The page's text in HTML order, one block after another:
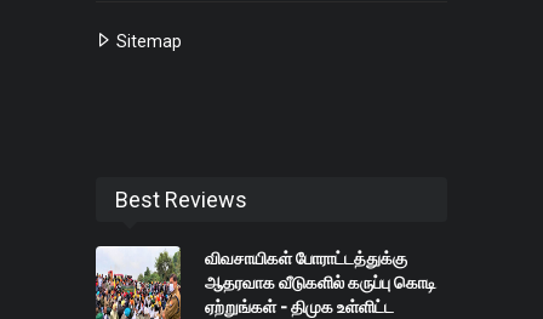
Sitemap
Best Reviews
விவசாயிகள் போராட்டத்துக்கு
ஆதரவாக வீடுகளில் கருப்பு கொடி
ஏற்றுங்கள் - திமுக உள்ளிட்ட